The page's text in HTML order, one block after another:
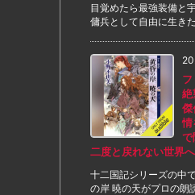
目覚めたら最強装備と
傭兵として自由に生き
絶
傑
情
で
二度と戻れない世界
十二国記シリーズの中
の岸 暁の天がプロの朗